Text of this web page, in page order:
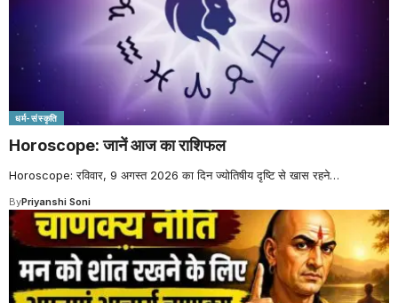
धर्म-संस्कृति
Horoscope: जानें आज का राशिफल
Horoscope: रविवार, 9 अगस्त 2026 का दिन ज्योतिषीय दृष्टि से खास रहने…
ByPriyanshi Soni